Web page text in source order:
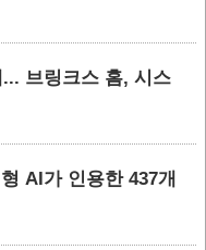
브링크스 홈, 시스
AI가 인용한 437개